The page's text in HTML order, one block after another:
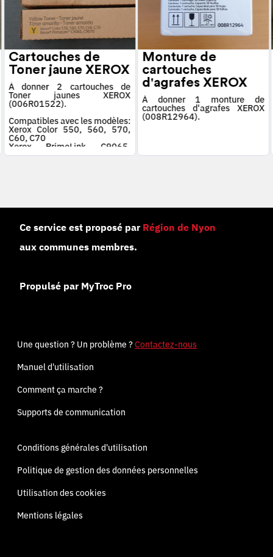
Cartouches de
Toner jaune XEROX
À donner 2 cartouches de
Toner jaunes XEROX
(006R01522).
Compatibles avec les modèles:
Xerox Color 550, 560, 570,
C60, C70
Xerox PrimeLink C9065,
C9070
Monture de
cartouches
d'agrafes XEROX
À donner 1 monture de
cartouches d'agrafes XEROX
(008R12964).
Ce service est proposé par Région de Nyon
aux communes membres.
Propulsé par MyTroc Pro
Une question ? Un problème ?Contactez-nous
Manuel d'utilisation
Comment ça marche ?
Supports de communication
Conditions générales d'utilisation
Politique de gestion des données personnelles
Utilisation des cookies
Mentions légales